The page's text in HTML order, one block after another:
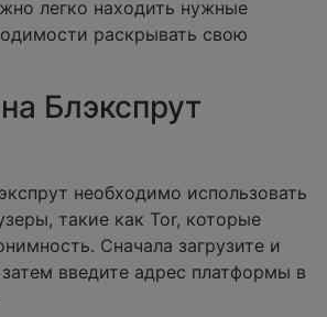
легко находить нужные
раскрывать свою
Блэкспрут
необходимо использовать
такие как Tor, которые
Сначала загрузите и
введите адрес платформы в